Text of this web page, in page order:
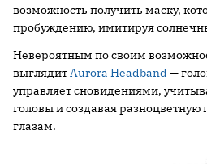
возможность получить маску,
пробуждению, имитируя
Невероятным по своим
выглядитAurora Headband —
управляет сновидениями,
головы и создавая разноцветную
глазам.